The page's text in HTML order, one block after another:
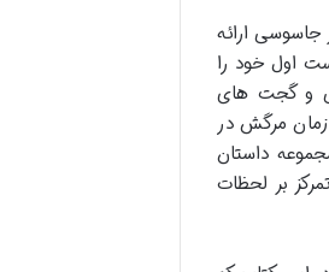
جاسوسی ارائه
اول خود را
و گجت های
رویال» را در سال ۱۹۵۳ منتشر کرد و تا زمان مرگش در
این مجموعه داستان
بر لحظات